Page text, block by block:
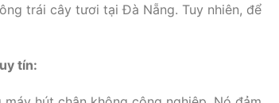
trái cây tươi tại Đà Nẵng. Tuy nhiên, để
tín: